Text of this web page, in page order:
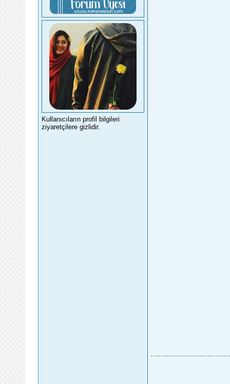
Kullanıcıların profil bilgileri
ziyaretçilere gizlidir.